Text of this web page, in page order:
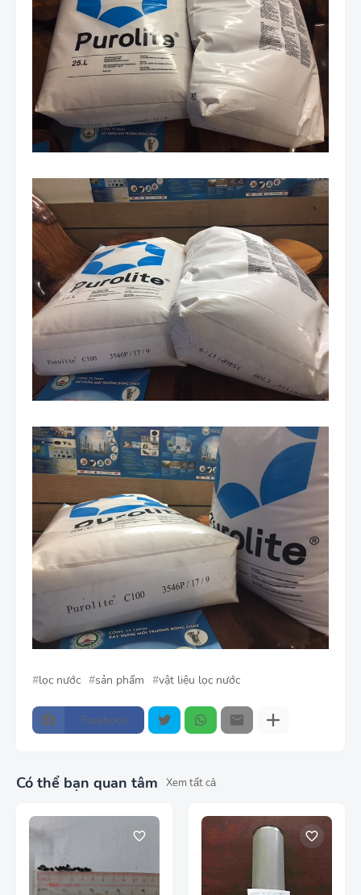
lọc nước sản phẩm vật liệu lọc nước
Facebook
Có thể bạn quan tâm Xem tất cả